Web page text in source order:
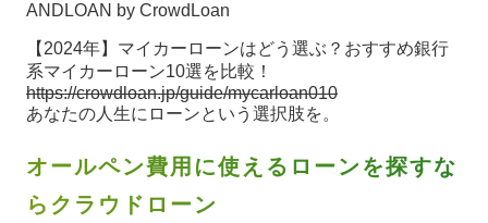
ANDLOAN by CrowdLoan
【2024年】マイカーローンはどう選ぶ？おすすめ銀行
系マイカーローン10選を比較！
https://crowdloan.jp/guide/mycarloan010
あなたの人生にローンという選択肢を。
オールペン費用に使えるローンを探すな
らクラウドローン